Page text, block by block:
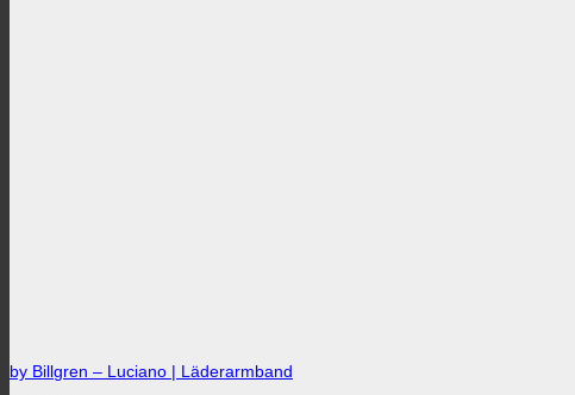
by Billgren – Luciano | Läderarmband